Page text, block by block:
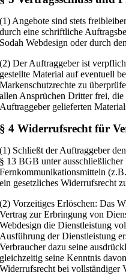
(1) Angebote sind stets
durch eine schriftliche
Sodah Webdesign oder durch
(2) Der Auftraggeber ist
gestellte Material auf eventuell
Markenschutzrechte zu
allen Ansprüchen Dritter frei,
Auftraggeber gelieferten
§ 4 Widerrufsrecht für
(1) Schließt der Auftraggeber
§ 13 BGB unter
Fernkommunikationsmitteln
ein gesetzliches Widerrufsrecht
(2) Vorzeitiges Erlöschen: Das
Vertrag zur Erbringung von
Webdesign die Dienstleistung
Ausführung der Dienstleistung
Verbraucher dazu seine
gleichzeitig seine Kenntnis
Widerrufsrecht bei vollständiger